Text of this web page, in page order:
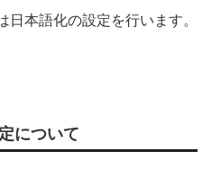
本語化の設定を行います。
について